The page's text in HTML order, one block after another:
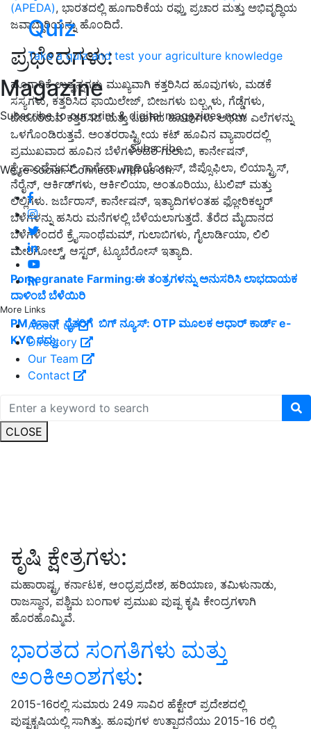
Quiz
Take a quiz and test your agriculture knowledge
Magazine
Subscribe to our print & digital magazines now
Subscribe
We're social. Connect with us on:
More Links
About us
Directory
Our Team
Contact
CLOSE
(APEDA), ಭಾರತದಲ್ಲಿ ಹೂಗಾರಿಕೆಯ ರಫ್ತು ಪ್ರಚಾರ ಮತ್ತು ಅಭಿವೃದ್ಧಿಯ
ಜವಾಬ್ದಾರಿಯನ್ನು ಹೊಂದಿದೆ.
ಪ್ರಭೇದಗಳು:
ಹೂಗಾರಿಕೆ ಉತ್ಪನ್ನಗಳು ಮುಖ್ಯವಾಗಿ ಕತ್ತರಿಸಿದ ಹೂವುಗಳು, ಮಡಕೆ
ಸಸ್ಯಗಳು, ಕತ್ತರಿಸಿದ ಫಾಯಿಲೇಜ್, ಬೀಜಗಳು ಬಲ್ಬ್ಗಳು, ಗೆಡ್ಡೆಗಳು,
ಬೇರೂರಿರುವ ಕತ್ತರಿಸಿದ ಮತ್ತು ಒಣಗಿದ ಹೂವುಗಳು ಅಥವಾ ಎಲೆಗಳನ್ನು
ಒಳಗೊಂಡಿರುತ್ತವೆ. ಅಂತರರಾಷ್ಟ್ರೀಯ ಕಟ್ ಹೂವಿನ ವ್ಯಾಪಾರದಲ್ಲಿ
ಪ್ರಮುಖವಾದ ಹೂವಿನ ಬೆಳೆಗಳೆಂದರೆ ಗುಲಾಬಿ, ಕಾರ್ನೇಷನ್,
ಕ್ರೈಸಾಂಥೆಮಮ್, ಗಾರ್ಗೆರಾ, ಗ್ಲಾಡಿಯೋಲಸ್, ಜಿಪ್ಸೊಫಿಲಾ, ಲಿಯಾಸ್ಟ್ರಿಸ್,
ನೆರೈನ್, ಆರ್ಕಿಡ್‌ಗಳು, ಆರ್ಕಿಲಿಯಾ, ಅಂತೂರಿಯು, ಟುಲಿಪ್ ಮತ್ತು
ಲಿಲ್ಲಿಗಳು. ಜರ್ಬೆರಾಸ್, ಕಾರ್ನೇಷನ್, ಇತ್ಯಾದಿಗಳಂತಹ ಫ್ಲೋರಿಕಲ್ಚರ್
ಬೆಳೆಗಳನ್ನು ಹಸಿರು ಮನೆಗಳಲ್ಲಿ ಬೆಳೆಯಲಾಗುತ್ತದೆ. ತೆರೆದ ಮೈದಾನದ
ಬೆಳೆಗಳೆಂದರೆ ಕ್ರೈಸಾಂಥೆಮಮ್, ಗುಲಾಬಿಗಳು, ಗೈಲಾರ್ಡಿಯಾ, ಲಿಲಿ
ಮೇರಿಗೋಲ್ಡ್, ಆಸ್ಟರ್, ಟ್ಯೂಬೆರೋಸ್ ಇತ್ಯಾದಿ.
Pomegranate Farming:ಈ ತಂತ್ರಗಳನ್ನು ಅನುಸರಿಸಿ ಲಾಭದಾಯಕ
ದಾಳಿಂಬೆ ಬೆಳೆಯಿರಿ
PM ಕಿಸಾನ್‌ ರೈತರಿಗೆ ಬಿಗ್‌ ನ್ಯೂಸ್‌: OTP ಮೂಲಕ ಆಧಾರ್‌ ಕಾರ್ಡ್‌ e-
KYC ರದ್ದು..
ಕೃಷಿ ಕ್ಷೇತ್ರಗಳು:
ಮಹಾರಾಷ್ಟ್ರ, ಕರ್ನಾಟಕ, ಆಂಧ್ರಪ್ರದೇಶ, ಹರಿಯಾಣ, ತಮಿಳುನಾಡು,
ರಾಜಸ್ಥಾನ, ಪಶ್ಚಿಮ ಬಂಗಾಳ ಪ್ರಮುಖ ಪುಷ್ಪ ಕೃಷಿ ಕೇಂದ್ರಗಳಾಗಿ
ಹೊರಹೊಮ್ಮಿವೆ.
ಭಾರತದ ಸಂಗತಿಗಳು ಮತ್ತು
ಅಂಕಿಅಂಶಗಳು:
2015-16ರಲ್ಲಿ ಸುಮಾರು 249 ಸಾವಿರ ಹೆಕ್ಟೇರ್ ಪ್ರದೇಶದಲ್ಲಿ
ಪುಷ್ಪಕೃಷಿಯಲ್ಲಿ ಸಾಗಿತ್ತು. ಹೂವುಗಳ ಉತ್ಪಾದನೆಯು 2015-16 ರಲ್ಲಿ